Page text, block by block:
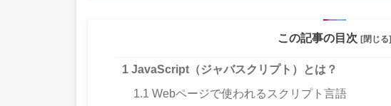
この記事の目次 [閉じる]
1 JavaScript（ジャバスクリプト）とは？
1.1 Webページで使われるスクリプト言語